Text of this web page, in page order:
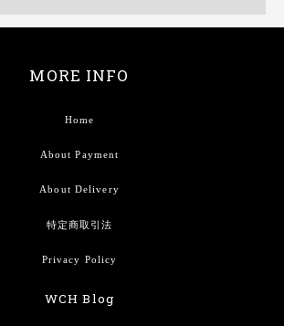
MORE INFO
Home
About Payment
About Delivery
特定商取引法
Privacy Policy
WCH Blog